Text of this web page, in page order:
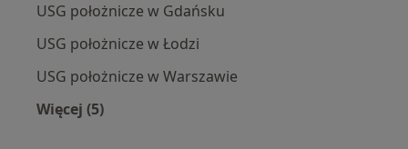
USG położnicze w Gdańsku
USG położnicze w Łodzi
USG położnicze w Warszawie
Więcej (5)